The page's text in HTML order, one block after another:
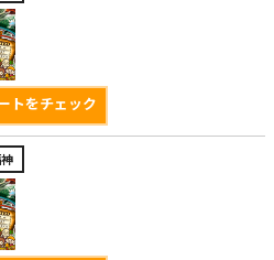
トをチェック